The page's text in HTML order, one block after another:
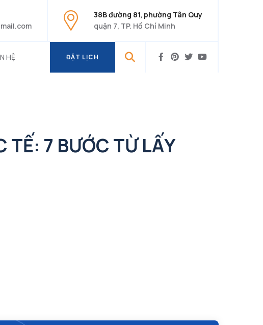
38B đường 81, phường Tân Quy
quận 7, TP. Hồ Chí Minh
HỆ
ĐẶT LỊCH
TẾ: 7 BƯỚC TỪ LẤY